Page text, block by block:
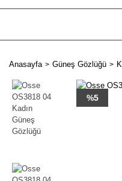
Anasayfa Güneş Gözlüğü
%5